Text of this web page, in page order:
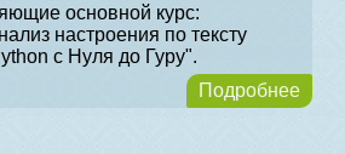
основной курс:
настроения по тексту
с Нуля до Гуру".
Подробнее